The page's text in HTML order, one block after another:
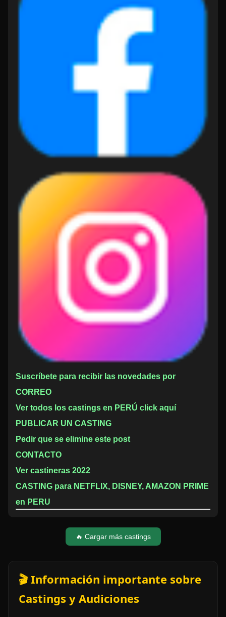
Suscríbete para recibir las novedades por
CORREO
Ver todos los castings en PERÚ click aquí
PUBLICAR UN CASTING
Pedir que se elimine este post
CONTACTO
Ver castineras 2022
CASTING para NETFLIX, DISNEY, AMAZON PRIME
en PERU
🔥 Cargar más castings
🎬 Información importante sobre
Castings y Audiciones